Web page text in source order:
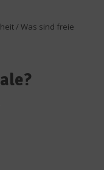
/ Was sind freie